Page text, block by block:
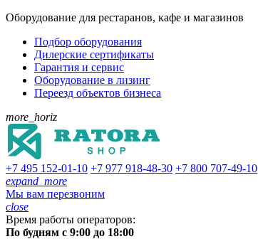
Оборудование для рестаранов, кафе и магазинов
Подбор оборудования
Дилерские сертификаты
Гарантия и сервис
Оборудование в лизинг
Переезд объектов бизнеса
more_horiz
+7 495 152-01-10 +7 977 918-48-30 +7 800 707-49-10
expand_more
Мы вам перезвоним
close
Время работы операторов:
По будням с 9:00 до 18:00